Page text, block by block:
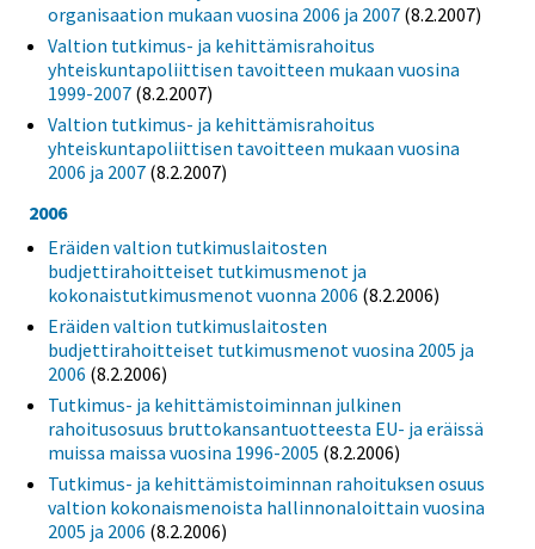
organisaation mukaan vuosina 2006 ja 2007 (8.2.2007)
Valtion tutkimus- ja kehittämisrahoitus
yhteiskuntapoliittisen tavoitteen mukaan vuosina
1999-2007 (8.2.2007)
Valtion tutkimus- ja kehittämisrahoitus
yhteiskuntapoliittisen tavoitteen mukaan vuosina
2006 ja 2007 (8.2.2007)
2006
Eräiden valtion tutkimuslaitosten
budjettirahoitteiset tutkimusmenot ja
kokonaistutkimusmenot vuonna 2006 (8.2.2006)
Eräiden valtion tutkimuslaitosten
budjettirahoitteiset tutkimusmenot vuosina 2005 ja
2006 (8.2.2006)
Tutkimus- ja kehittämistoiminnan julkinen
rahoitusosuus bruttokansantuotteesta EU- ja eräissä
muissa maissa vuosina 1996-2005 (8.2.2006)
Tutkimus- ja kehittämistoiminnan rahoituksen osuus
valtion kokonaismenoista hallinnonaloittain vuosina
2005 ja 2006 (8.2.2006)